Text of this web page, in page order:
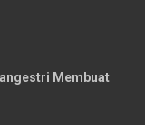
Membuat